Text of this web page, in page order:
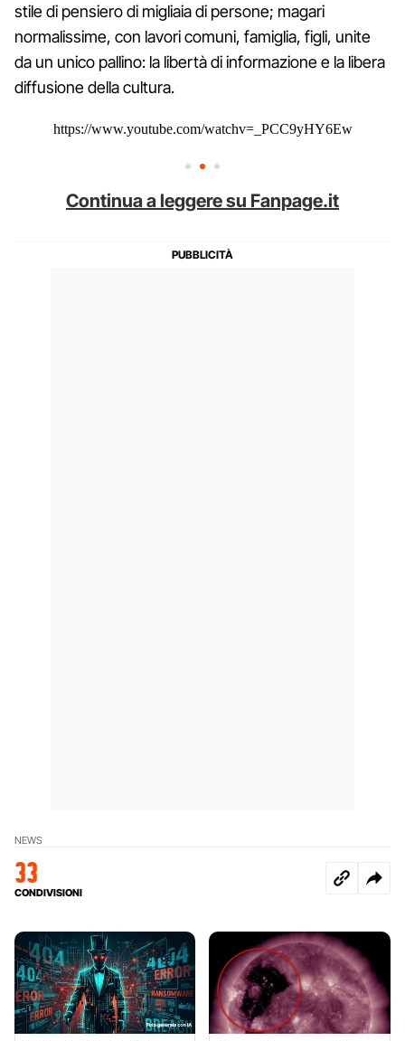
stile di pensiero di migliaia di persone; magari
normalissime, con lavori comuni, famiglia, figli, unite
da un unico pallino: la libertà di informazione e la libera
diffusione della cultura.
https://www.youtube.com/watchv=_PCC9yHY6Ew
Continua a leggere su Fanpage.it
NEWS
33
CONDIVISIONI